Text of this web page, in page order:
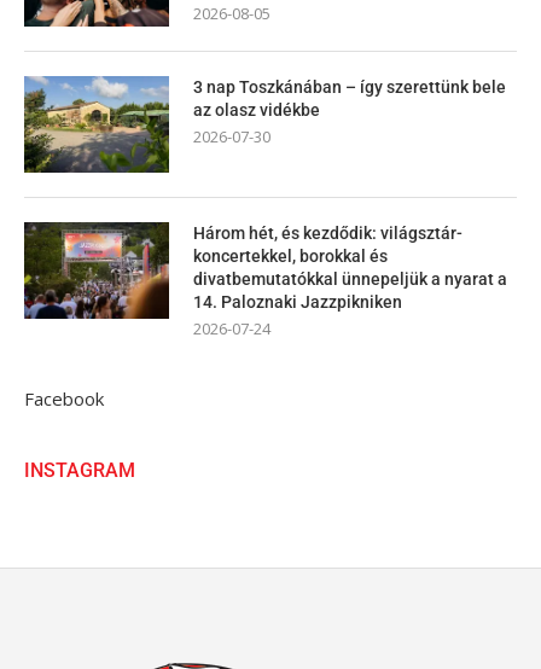
2026-08-05
3 nap Toszkánában – így szerettünk bele
az olasz vidékbe
2026-07-30
Három hét, és kezdődik: világsztár-
koncertekkel, borokkal és
divatbemutatókkal ünnepeljük a nyarat a
14. Paloznaki Jazzpikniken
2026-07-24
Facebook
INSTAGRAM